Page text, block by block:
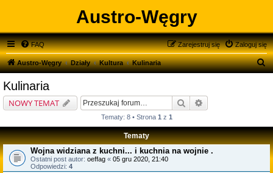
Austro-Węgry
FAQ Zaloguj się
Zarejestruj się
Austro-Węgry Działy Kultura Kulinaria
S
j
Kulinaria
NOWY TEMAT Szukaj
Tematy: 8 • Strona 1 z 1
Tematy
Wojna widziana z kuchni... i kuchnia na wojnie .
Ostatni post autor: oeffag « 05 gru 2020, 21:40
Odpowiedzi: 4